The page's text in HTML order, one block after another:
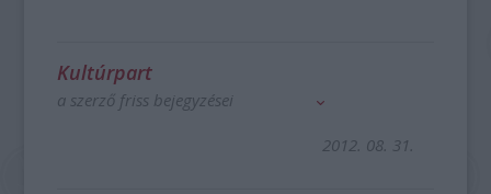
Kultúrpart
a szerző friss bejegyzései
2012. 08. 31.